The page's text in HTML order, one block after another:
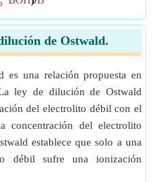
de Ostwald.
una relación propuesta en
ley de dilución de Ostwald
del electrolito débil con el
del electrolito
establece que solo a una
débil sufre una ionización